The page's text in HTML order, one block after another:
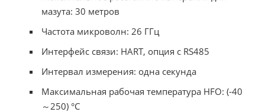
мазута: 30 метров
Частота микроволн: 26 ГГц
Интерфейс связи: HART, опция с RS485
Интервал измерения: одна секунда
Максимальная рабочая температура HFO: (-40
～250) °C